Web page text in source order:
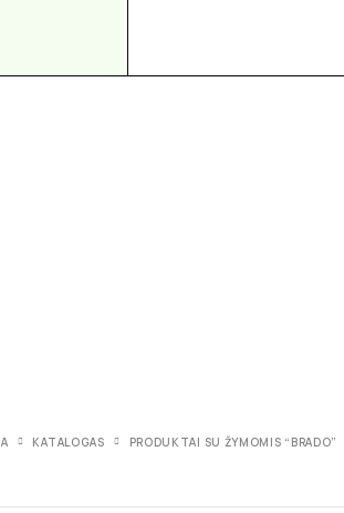
KATALOGAS PRODUKTAI SU ŽYMOMIS “BRADO”